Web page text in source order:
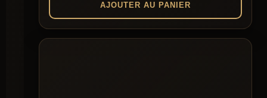
AJOUTER AU PANIER